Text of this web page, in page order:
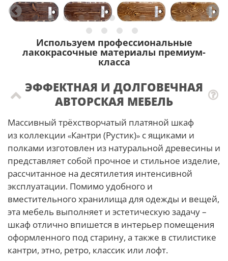
Используем профессиональные
лакокрасочные материалы премиум-
класса
ЭФФЕКТНАЯ И ДОЛГОВЕЧНАЯ
АВТОРСКАЯ МЕБЕЛЬ
Массивный трёхстворчатый платяной шкаф
из коллекции «Кантри (Рустик)» с ящиками и
полками изготовлен из натуральной древесины и
представляет собой прочное и стильное изделие,
рассчитанное на десятилетия интенсивной
эксплуатации. Помимо удобного и
вместительного хранилища для одежды и вещей,
эта мебель выполняет и эстетическую задачу –
шкаф отлично впишется в интерьер помещения
оформленного под старину, а также в стилистике
кантри, этно, ретро, классик или лофт.